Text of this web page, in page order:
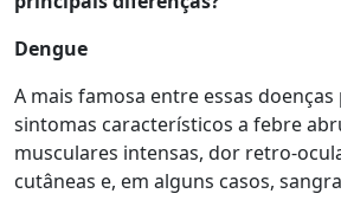
Dengue
A mais famosa entre essas
sintomas característicos a febre
musculares intensas, dor retro-
cutâneas e, em alguns casos,